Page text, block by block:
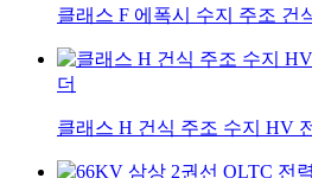
클래스 F 에폭시 수지 주조 건
더
클래스 H 건식 주조 수지 HV